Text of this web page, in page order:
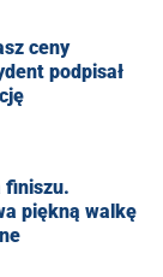
ceny
podpisał
finiszu.
piękną walkę